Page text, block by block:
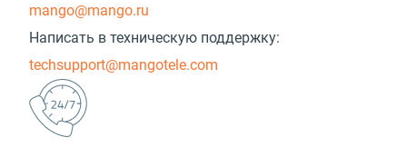
mango@mango.ru
Написать в техническую поддержку:
techsupport@mangotele.com